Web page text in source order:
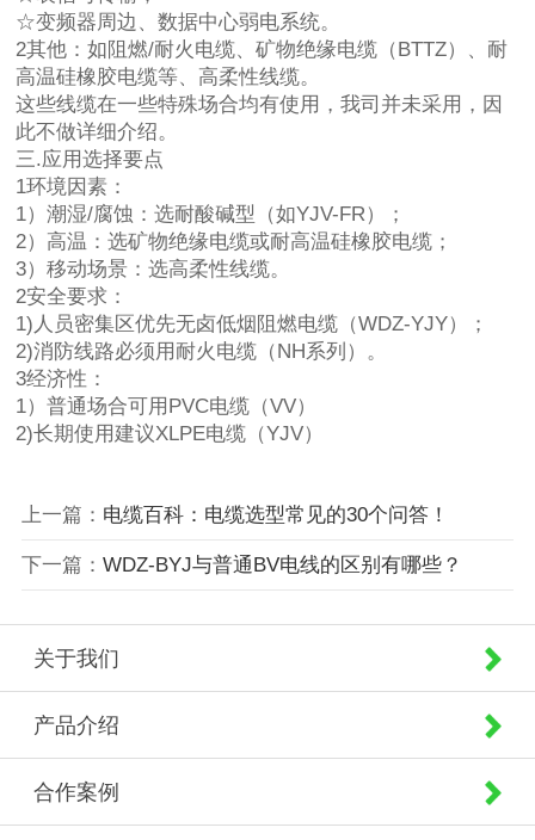
☆变频器周边、数据中心弱电系统。
2其他：如阻燃/耐火电缆、矿物绝缘电缆（BTTZ）、耐
高温硅橡胶电缆等、高柔性线缆。
这些线缆在一些特殊场合均有使用，我司并未采用，因
此不做详细介绍。
三.应用选择要点
1环境因素：
1）潮湿/腐蚀：选耐酸碱型（如YJV-FR）；
2）高温：选矿物绝缘电缆或耐高温硅橡胶电缆；
3）移动场景：选高柔性线缆。
2安全要求：
1)人员密集区优先无卤低烟阻燃电缆（WDZ-YJY）；
2)消防线路必须用耐火电缆（NH系列）。
3经济性：
1）普通场合可用PVC电缆（VV）
2)长期使用建议XLPE电缆（YJV）
上一篇： 电缆百科：电缆选型常见的30个问答！
下一篇： WDZ-BYJ与普通BV电线的区别有哪些？
关于我们
产品介绍
合作案例